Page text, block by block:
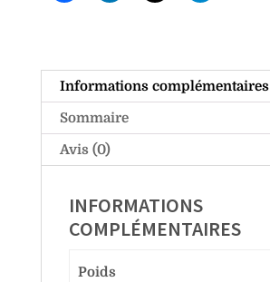
Informations complémentaires
Sommaire
Avis (0)
INFORMATIONS
COMPLÉMENTAIRES
Poids